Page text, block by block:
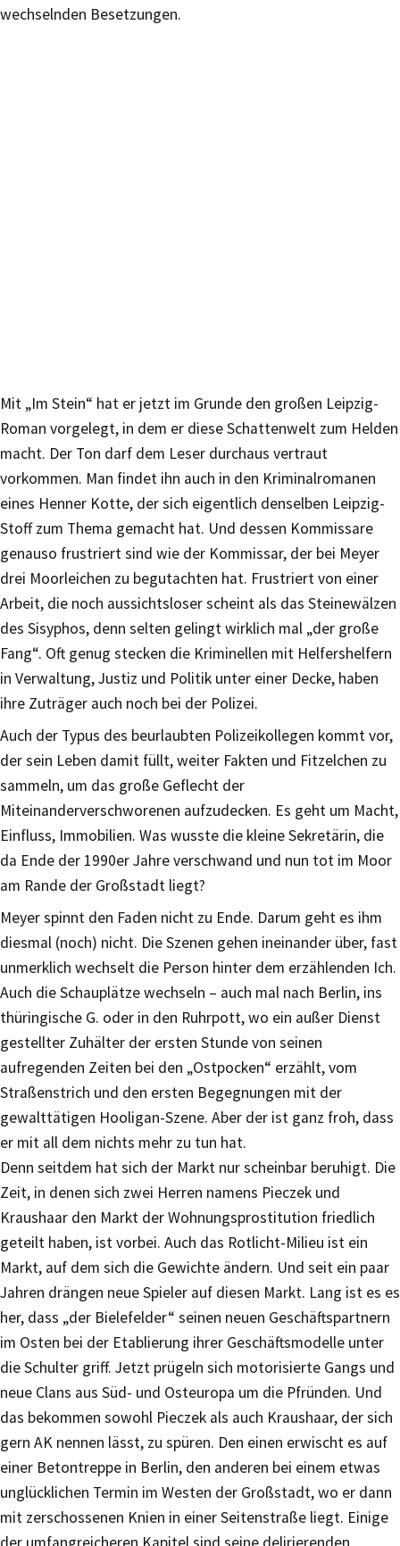
wechselnden Besetzungen.
Mit „Im Stein“ hat er jetzt im Grunde den großen Leipzig-
Roman vorgelegt, in dem er diese Schattenwelt zum Helden
macht. Der Ton darf dem Leser durchaus vertraut
vorkommen. Man findet ihn auch in den Kriminalromanen
eines Henner Kotte, der sich eigentlich denselben Leipzig-
Stoff zum Thema gemacht hat. Und dessen Kommissare
genauso frustriert sind wie der Kommissar, der bei Meyer
drei Moorleichen zu begutachten hat. Frustriert von einer
Arbeit, die noch aussichtsloser scheint als das Steinewälzen
des Sisyphos, denn selten gelingt wirklich mal „der große
Fang“. Oft genug stecken die Kriminellen mit Helfershelfern
in Verwaltung, Justiz und Politik unter einer Decke, haben
ihre Zuträger auch noch bei der Polizei.
Auch der Typus des beurlaubten Polizeikollegen kommt vor,
der sein Leben damit füllt, weiter Fakten und Fitzelchen zu
sammeln, um das große Geflecht der
Miteinanderverschworenen aufzudecken. Es geht um Macht,
Einfluss, Immobilien. Was wusste die kleine Sekretärin, die
da Ende der 1990er Jahre verschwand und nun tot im Moor
am Rande der Großstadt liegt?
Meyer spinnt den Faden nicht zu Ende. Darum geht es ihm
diesmal (noch) nicht. Die Szenen gehen ineinander über, fast
unmerklich wechselt die Person hinter dem erzählenden Ich.
Auch die Schauplätze wechseln – auch mal nach Berlin, ins
thüringische G. oder in den Ruhrpott, wo ein außer Dienst
gestellter Zuhälter der ersten Stunde von seinen
aufregenden Zeiten bei den „Ostpocken“ erzählt, vom
Straßenstrich und den ersten Begegnungen mit der
gewalttätigen Hooligan-Szene. Aber der ist ganz froh, dass
er mit all dem nichts mehr zu tun hat.
Denn seitdem hat sich der Markt nur scheinbar beruhigt. Die
Zeit, in denen sich zwei Herren namens Pieczek und
Kraushaar den Markt der Wohnungsprostitution friedlich
geteilt haben, ist vorbei. Auch das Rotlicht-Milieu ist ein
Markt, auf dem sich die Gewichte ändern. Und seit ein paar
Jahren drängen neue Spieler auf diesen Markt. Lang ist es es
her, dass „der Bielefelder“ seinen neuen Geschäftspartnern
im Osten bei der Etablierung ihrer Geschäftsmodelle unter
die Schulter griff. Jetzt prügeln sich motorisierte Gangs und
neue Clans aus Süd- und Osteuropa um die Pfründen. Und
das bekommen sowohl Pieczek als auch Kraushaar, der sich
gern AK nennen lässt, zu spüren. Den einen erwischt es auf
einer Betontreppe in Berlin, den anderen bei einem etwas
unglücklichen Termin im Westen der Großstadt, wo er dann
mit zerschossenen Knien in einer Seitenstraße liegt. Einige
der umfangreicheren Kapitel sind seine delirierenden